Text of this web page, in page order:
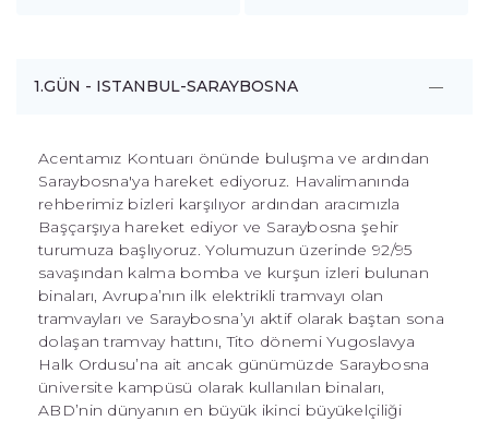
1.GÜN - ISTANBUL-SARAYBOSNA
Acentamız Kontuarı önünde buluşma ve ardından
Saraybosna'ya hareket ediyoruz. Havalimanında
rehberimiz bizleri karşılıyor ardından aracımızla
Başçarşıya hareket ediyor ve Saraybosna şehir
turumuza başlıyoruz. Yolumuzun üzerinde 92/95
savaşından kalma bomba ve kurşun izleri bulunan
binaları, Avrupa’nın ilk elektrikli tramvayı olan
tramvayları ve Saraybosna’yı aktif olarak baştan sona
dolaşan tramvay hattını, Tito dönemi Yugoslavya
Halk Ordusu’na ait ancak günümüzde Saraybosna
üniversite kampüsü olarak kullanılan binaları,
ABD’nin dünyanın en büyük ikinci büyükelçiliği